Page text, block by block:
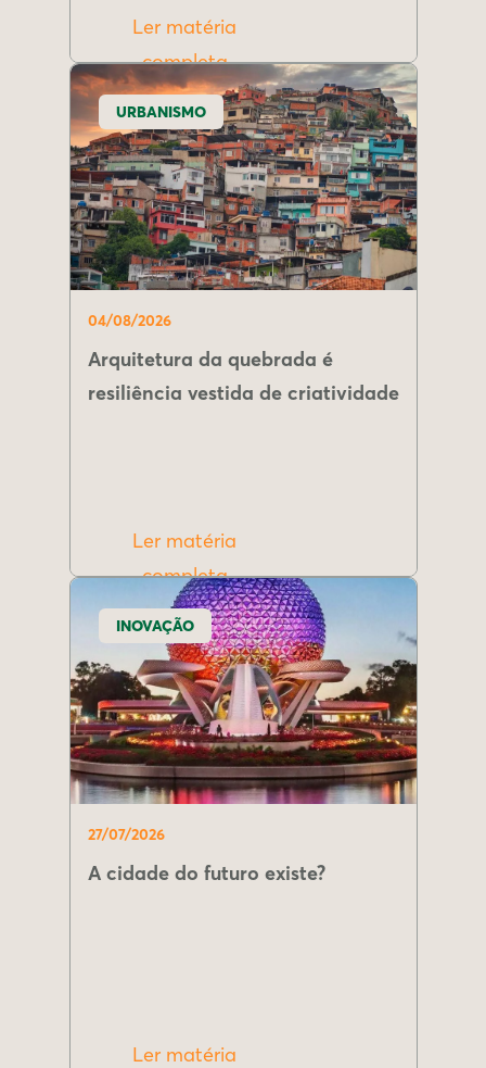
Ler matéria
completa
URBANISMO
04/08/2026
Arquitetura da quebrada é
resiliência vestida de criatividade
Ler matéria
completa
INOVAÇÃO
27/07/2026
A cidade do futuro existe?
Ler matéria